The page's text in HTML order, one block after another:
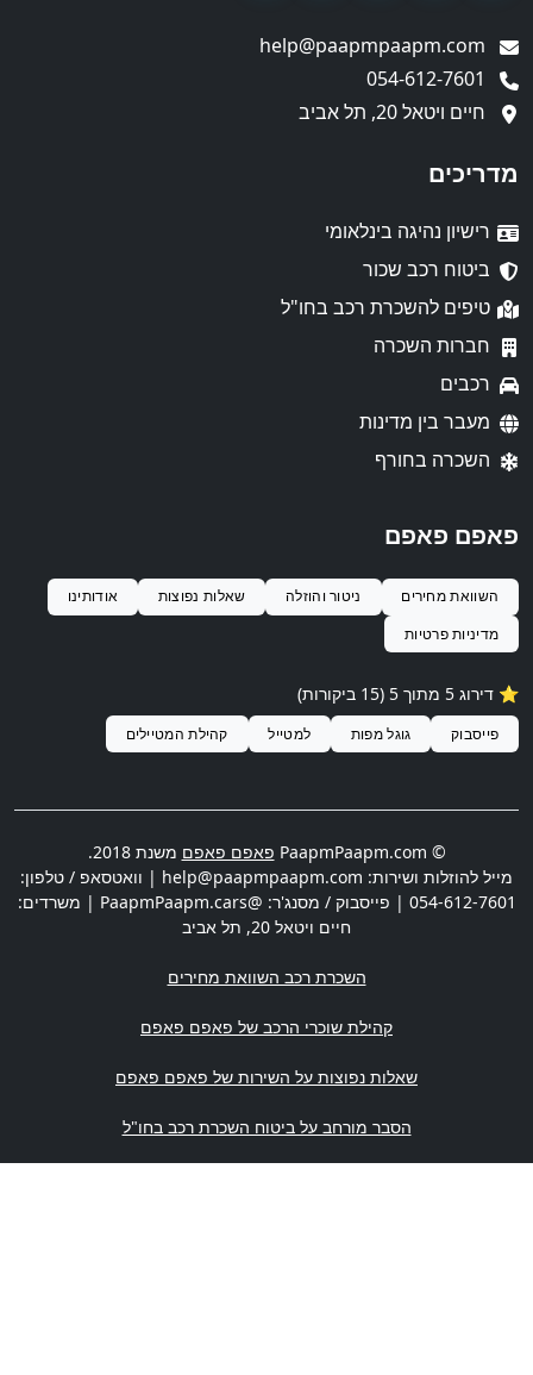
חיים ויטאל 20, תל אביב
מדריכים
רישיון נהיגה בינלאומי
ביטוח רכב שכור
טיפים להשכרת רכב בחו"ל
חברות השכרה
רכבים
מעבר בין מדינות
השכרה בחורף
פאפם פאפם
השוואת מחירים ניטור והוזלה שאלות נפוצות
אודותינו
מדיניות פרטיות
⭐️ דירוג 5 מתוך 5 (15 ביקורות)
פייסבוק גוגל מפות למטייל קהילת המטיילים
© PaapmPaapm.com פאפם פאפם משנת 2018.
מייל להוזלות ושירות: help@paapmpaapm.com | וואטסאפ / טלפון:
054-612-7601 | פייסבוק / מסנג'ר: @PaapmPaapm.cars | משרדים:
חיים ויטאל 20
, תל אביב
השכרת רכב השוואת מחירים
קהילת שוכרי הרכב של פאפם פאפם
שאלות נפוצות על השירות של פאפם פאפם
הסבר מורחב על ביטוח השכרת רכב בחו"ל